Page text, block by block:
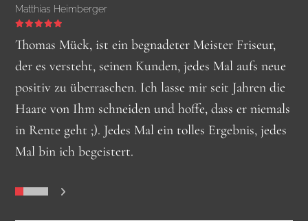
Thomas Mück, ist ein begnadeter Meister Friseur,
der es versteht, seinen Kunden, jedes Mal aufs neue
positiv zu überraschen. Ich lasse mir seit Jahren die
Haare von Ihm schneiden und hoffe, dass er niemals
in Rente geht ;). Jedes Mal ein tolles Ergebnis, jedes
Mal bin ich begeistert.
Matthias Heimberger
Schöner Salon, mir wurde von einer
Auszubildenden die Haare als Prüfungsvorbereitung
geschnitten. Sie ist dabei sehr gewissenhaft
vorgegangen und hat sich viel Zeit genommen. Mit
dem Ergebnis war ich sehr zufrieden.
David Vössing
Ein super Friseur, den ich nur weiter empfehlen
kann. Hier sind alle sehr gut aufgehoben die
modische Frisuren lieben und eine nette und
freundliche Beratung zu schätzen wissen.
Andreas
Der beste Friseur den ich kenne! Super Service,
nette Menschen und immer ein guter Haarschnitt.
Maximilian Schulz
0 1 2 3